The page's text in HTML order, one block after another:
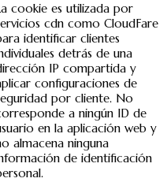
cookie es utilizada por
cdn como CloudFare
identificar clientes
detrás de una
IP compartida y
configuraciones de
por cliente. No
a ningún ID de
en la aplicación web y
almacena ninguna
de identificación